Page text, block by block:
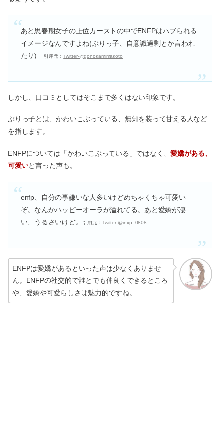
あと思春期女子の上位カーストの中でENFPはハブられる
イメージなんですよね(ぶりっ子、自意識過剰とか言われ
たり)
引用元：Twitter-@gonokamimakoto
しかし、口コミとしてはそこまで多くはない印象です。
ぶりっ子とは、かわいこぶっている、無知を装って甘える人など
を指します。
ENFPについては「かわいこぶっている」ではなく、 愛嬌がある、
可愛いと言った声も。
enfp、自分の事嫌いな人多いけどめちゃくちゃ可愛い
ぞ。なんかハッピーオーラが溢れてる。あと愛嬌が凄
い、うるさいけど。
引用元：Twitter-@inxp_0808
ENFPは愛嬌があるといった声は少なくありませ
ん。ENFPの社交的で誰とでも仲良くできるところ
や、愛嬌や可愛らしさは魅力的ですね。